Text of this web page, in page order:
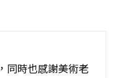
同時也感謝美術老